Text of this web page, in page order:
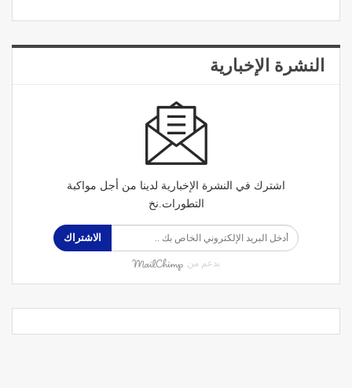
النشرة الإخبارية
اشترك في النشرة الإخبارية لدينا من أجل مواكبة
التطورات.نخ
الاشتراك
بدعم من